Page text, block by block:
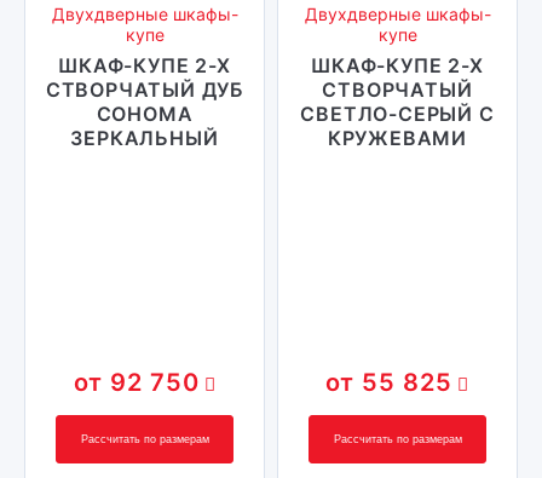
Двухдверные шкафы-
купе
ШКАФ-КУПЕ 2-Х
СТВОРЧАТЫЙ ДУБ
СОНОМА
ЗЕРКАЛЬНЫЙ
92 750
Рассчитать по размерам
Двухдверные шкафы-
купе
ШКАФ-КУПЕ 2-Х
СТВОРЧАТЫЙ
СВЕТЛО-СЕРЫЙ С
КРУЖЕВАМИ
55 825
Рассчитать по размерам